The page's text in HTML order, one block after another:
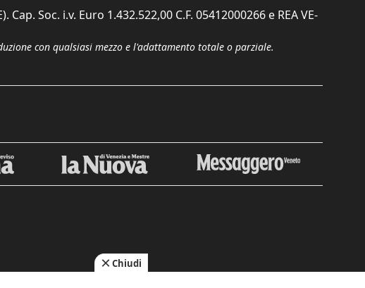
Soc. i.v. Euro 1.432.522,00 C.F. 05412000266 e REA VE-
con qualsiasi mezzo e l'adattamento totale o parziale.
Chiudi